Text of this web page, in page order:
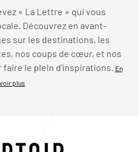
« La Lettre » qui vous
Découvrez en avant-
sur les destinations, les
nos coups de cœur, et nos
le plein d’inspirations.
En
plus